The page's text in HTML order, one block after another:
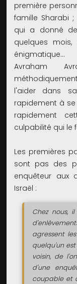
première
famille Sharabi
qui a donné
quelques
énigmatique…
Avraham
l'aider dans
rapidement à
rapidement
culpabilité qui le
Les premières
sont pas des
enquêteur aux
Israël :
Chez nous,
agressent
quelqu'un
voisin, de
d'une
coupable et